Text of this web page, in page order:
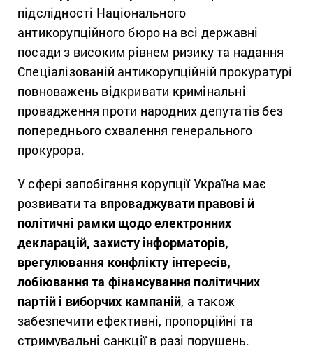
підслідності Національного
антикорупційного бюро на всі державні
посади з високим рівнем ризику та надання
Спеціалізованій антикорупційній прокуратурі
повноважень відкривати кримінальні
провадження проти народних депутатів без
попереднього схвалення генерального
прокурора.
У сфері запобігання корупції Україна має
розвивати та впроваджувати правові й
політичні рамки щодо електронних
декларацій, захисту інформаторів,
врегулювання конфлікту інтересів,
лобіювання та фінансування політичних
партій і виборчих кампаній, а також
забезпечити ефективні, пропорційні та
стримувальні санкції в разі порушень.